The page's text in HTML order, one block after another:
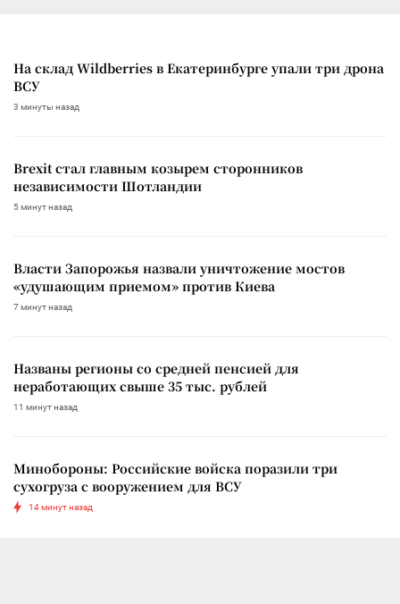
На склад Wildberries в Екатеринбурге упали три дрона
ВСУ
3 минуты назад
Brexit стал главным козырем сторонников
независимости Шотландии
5 минут назад
Власти Запорожья назвали уничтожение мостов
«удушающим приемом» против Киева
7 минут назад
Названы регионы со средней пенсией для
неработающих свыше 35 тыс. рублей
11 минут назад
Минобороны: Российские войска поразили три
сухогруза с вооружением для ВСУ
14 минут назад